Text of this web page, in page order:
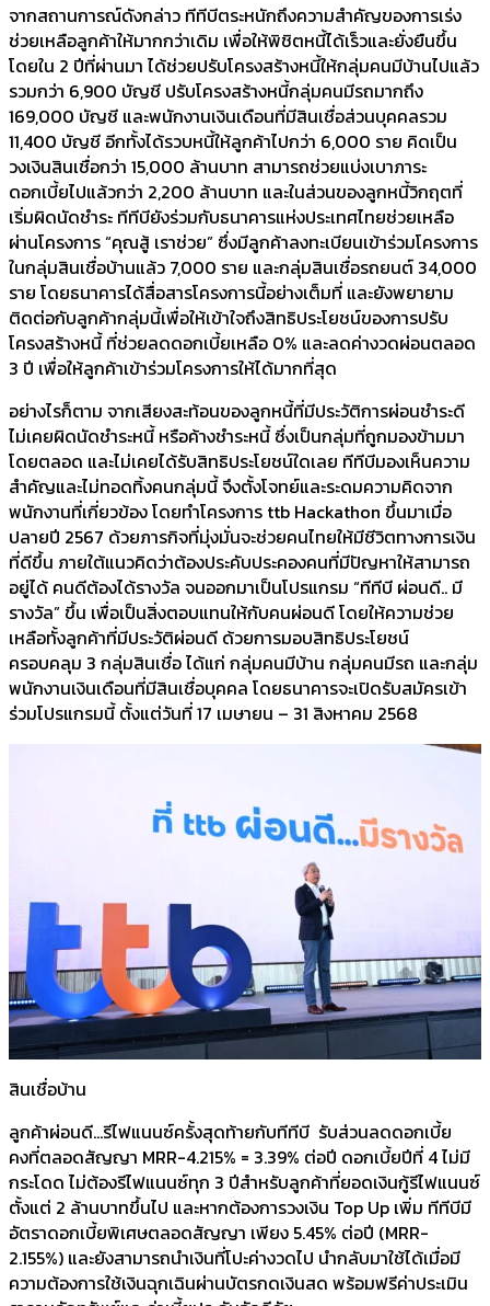
จากสถานการณ์ดังกล่าว ทีทีบีตระหนักถึงความสำคัญของการเร่ง
ช่วยเหลือลูกค้าให้มากกว่าเดิม เพื่อให้พิชิตหนี้ได้เร็วและยั่งยืนขึ้น
โดยใน 2 ปีที่ผ่านมา ได้ช่วยปรับโครงสร้างหนี้ให้กลุ่มคนมีบ้านไปแล้ว
รวมกว่า 6,900 บัญชี ปรับโครงสร้างหนี้กลุ่มคนมีรถมากถึง
169,000 บัญชี และพนักงานเงินเดือนที่มีสินเชื่อส่วนบุคคลรวม
11,400 บัญชี อีกทั้งได้รวบหนี้ให้ลูกค้าไปกว่า 6,000 ราย คิดเป็น
วงเงินสินเชื่อกว่า 15,000 ล้านบาท สามารถช่วยแบ่งเบาภาระ
ดอกเบี้ยไปแล้วกว่า 2,200 ล้านบาท และในส่วนของลูกหนี้วิกฤตที่
เริ่มผิดนัดชำระ ทีทีบียังร่วมกับธนาคารแห่งประเทศไทยช่วยเหลือ
ผ่านโครงการ “คุณสู้ เราช่วย” ซึ่งมีลูกค้าลงทะเบียนเข้าร่วมโครงการ
ในกลุ่มสินเชื่อบ้านแล้ว 7,000 ราย และกลุ่มสินเชื่อรถยนต์ 34,000
ราย โดยธนาคารได้สื่อสารโครงการนี้อย่างเต็มที่ และยังพยายาม
ติดต่อกับลูกค้ากลุ่มนี้เพื่อให้เข้าใจถึงสิทธิประโยชน์ของการปรับ
โครงสร้างหนี้ ที่ช่วยลดดอกเบี้ยเหลือ 0% และลดค่างวดผ่อนตลอด
3 ปี เพื่อให้ลูกค้าเข้าร่วมโครงการให้ได้มากที่สุด
อย่างไรก็ตาม จากเสียงสะท้อนของลูกหนี้ที่มีประวัติการผ่อนชำระดี
ไม่เคยผิดนัดชำระหนี้ หรือค้างชำระหนี้ ซึ่งเป็นกลุ่มที่ถูกมองข้ามมา
โดยตลอด และไม่เคยได้รับสิทธิประโยชน์ใดเลย ทีทีบีมองเห็นความ
สำคัญและไม่ทอดทิ้งคนกลุ่มนี้ จึงตั้งโจทย์และระดมความคิดจาก
พนักงานที่เกี่ยวข้อง โดยทำโครงการ ttb Hackathon ขึ้นมาเมื่อ
ปลายปี 2567 ด้วยภารกิจที่มุ่งมั่นจะช่วยคนไทยให้มีชีวิตทางการเงิน
ที่ดีขึ้น ภายใต้แนวคิดว่าต้องประคับประคองคนที่มีปัญหาให้สามารถ
อยู่ได้ คนดีต้องได้รางวัล จนออกมาเป็นโปรแกรม “ทีทีบี ผ่อนดี.. มี
รางวัล” ขึ้น เพื่อเป็นสิ่งตอบแทนให้กับคนผ่อนดี โดยให้ความช่วย
เหลือทั้งลูกค้าที่มีประวัติผ่อนดี ด้วยการมอบสิทธิประโยชน์
ครอบคลุม 3 กลุ่มสินเชื่อ ได้แก่ กลุ่มคนมีบ้าน กลุ่มคนมีรถ และกลุ่ม
พนักงานเงินเดือนที่มีสินเชื่อบุคคล โดยธนาคารจะเปิดรับสมัครเข้า
ร่วมโปรแกรมนี้ ตั้งแต่วันที่ 17 เมษายน – 31 สิงหาคม 2568
สินเชื่อบ้าน
ลูกค้าผ่อนดี…รีไฟแนนซ์ครั้งสุดท้ายกับทีทีบี รับส่วนลดดอกเบี้ย
คงที่ตลอดสัญญา MRR-4.215% = 3.39% ต่อปี ดอกเบี้ยปีที่ 4 ไม่มี
กระโดด ไม่ต้องรีไฟแนนซ์ทุก 3 ปีสำหรับลูกค้าที่ยอดเงินกู้รีไฟแนนซ์
ตั้งแต่ 2 ล้านบาทขึ้นไป และหากต้องการวงเงิน Top Up เพิ่ม ทีทีบีมี
อัตราดอกเบี้ยพิเศษตลอดสัญญา เพียง 5.45% ต่อปี (MRR-
2.155%) และยังสามารถนำเงินที่โปะค่างวดไป นำกลับมาใช้ได้เมื่อมี
ความต้องการใช้เงินฉุกเฉินผ่านบัตรกดเงินสด พร้อมฟรีค่าประเมิน